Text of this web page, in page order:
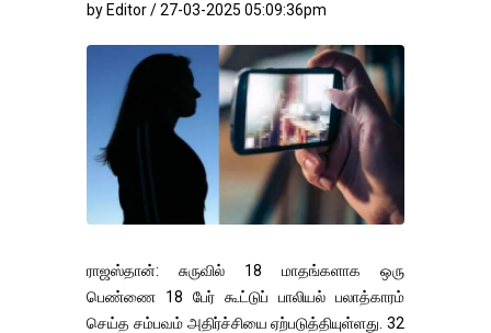
by Editor / 27-03-2025 05:09:36pm
ராஜஸ்தான்: சுருவில் 18 மாதங்களாக ஒரு
பெண்ணை 18 பேர் கூட்டுப் பாலியல் பலாத்காரம்
செய்த சம்பவம் அதிர்ச்சியை ஏற்படுத்தியுள்ளது. 32